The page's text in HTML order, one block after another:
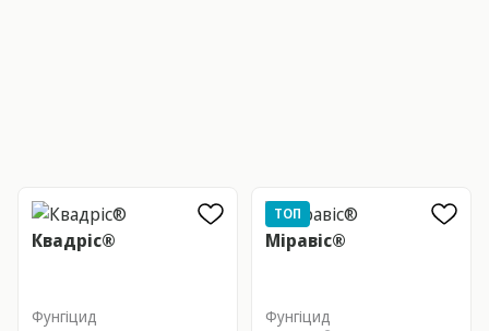
Квадріс®
Фунгіцид
ТОП
Міравіс®
Фунгіцид